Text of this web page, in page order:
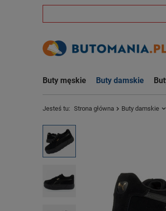
Buty męskie Buty damskie
Jesteś tu: Strona główna Buty damskie